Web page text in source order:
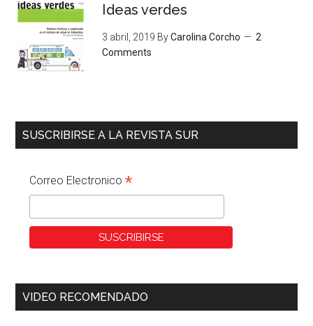
Ideas verdes
3 abril, 2019 ByCarolina Corcho
2
Comments
SUSCRIBIRSE A LA REVISTA SUR
Correo Electronico*
VIDEO RECOMENDADO